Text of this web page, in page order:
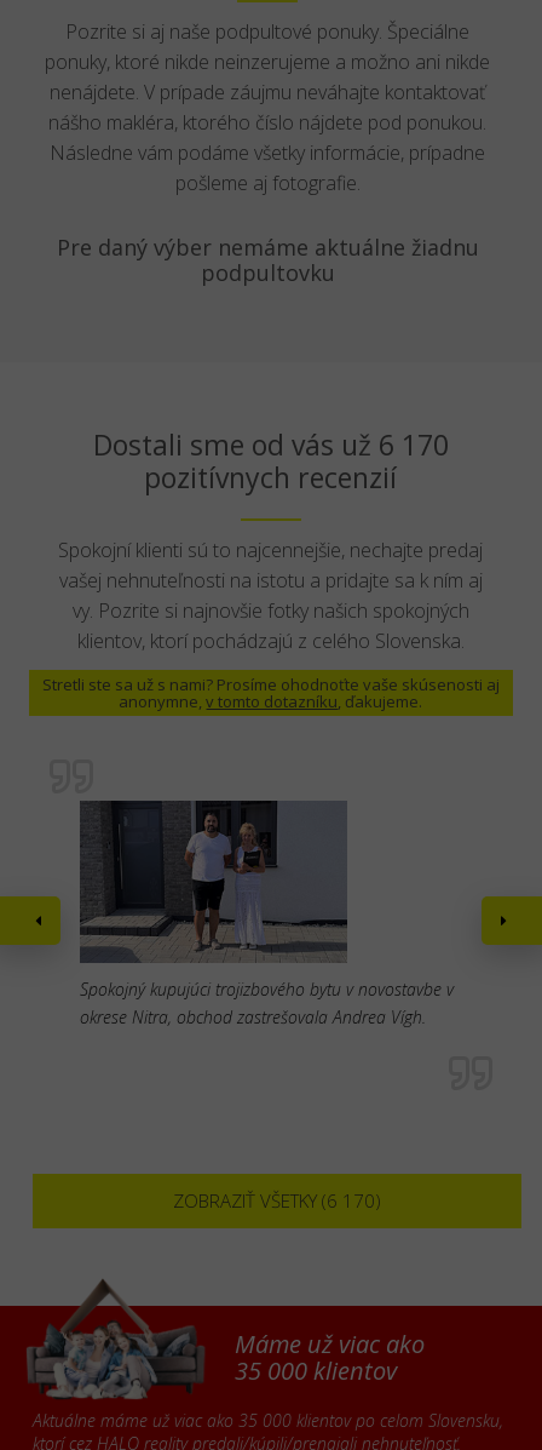
Pozrite si aj naše podpultové ponuky. Špeciálne
ponuky, ktoré nikde neinzerujeme a možno ani nikde
nenájdete. V prípade záujmu neváhajte kontaktovať
nášho makléra, ktorého číslo nájdete pod ponukou.
Následne vám podáme všetky informácie, prípadne
pošleme aj fotografie.
Pre daný výber nemáme aktuálne žiadnu
podpultovku
Dostali sme od vás už 6 170
pozitívnych recenzií
Spokojní klienti sú to najcennejšie, nechajte predaj
vašej nehnuteľnosti na istotu a pridajte sa k ním aj
vy. Pozrite si najnovšie fotky našich spokojných
klientov, ktorí pochádzajú z celého Slovenska.
Stretli ste sa už s nami? Prosíme ohodnoťte vaše skúsenosti aj
anonymne,v tomto dotazníku, ďakujeme.
Spokojný kupujúci trojizbového bytu v novostavbe v
okrese Nitra, obchod zastrešovala Andrea Vígh.
ZOBRAZIŤ VŠETKY (6 170)
Máme už viac ako
35 000 klientov
Aktuálne máme už viac ako 35 000 klientov po celom Slovensku,
ktorí cez HALO reality predali/kúpili/prenajali nehnuteľnosť.